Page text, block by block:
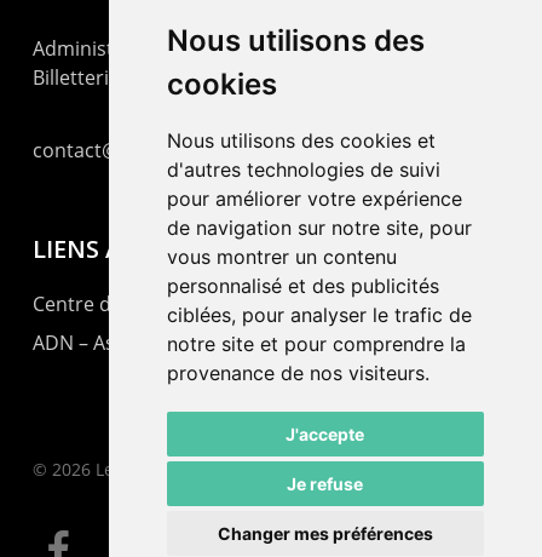
Nous utilisons des
cookies
Nous utilisons des cookies et
d'autres technologies de suivi
pour améliorer votre expérience
de navigation sur notre site, pour
vous montrer un contenu
personnalisé et des publicités
ciblées, pour analyser le trafic de
notre site et pour comprendre la
provenance de nos visiteurs.
J'accepte
Je refuse
Changer mes préférences
Administration : +41 32 725 03 03
Billetterie : +41 32 725 05 05
contact@lepommier.ch
LIENS AMIS
Centre de culture ABC
ADN – Association Danse Neuchâtel
© 2026 Le Pommier.
facebook email